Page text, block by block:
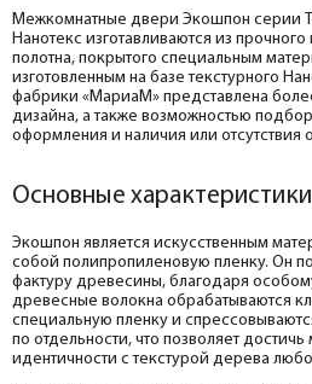
Межкомнатные двери Экошпон серии
Нанотекс изготавливаются из
полотна, покрытого специальным
изготовленным на базе текстурного
фабрики «МариаМ» представлена
дизайна, а также возможностью
оформления и наличия или отсутствия
Основные
Экошпон является искусственным
собой полипропиленовую пленку. Он
фактуру древесины, благодаря
древесные волокна обрабатываются
специальную пленку и
по отдельности, что позволяет
идентичности с текстурой дерева